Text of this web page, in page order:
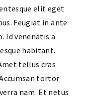
elit eget
Feugiat in ante
Id venenatis a
habitant.
tellus cras
tortor
nam. Et netus